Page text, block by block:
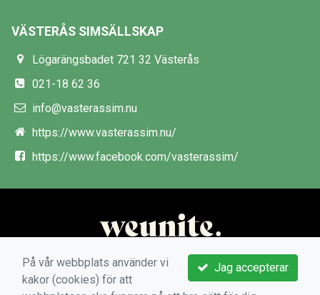
VÄSTERÅS SIMSÄLLSKAP
Lögarängsbadet 721 32 Västerås
021-18 62 36
info@vasterassim.nu
https://www.vasterassim.nu/
https://www.facebook.com/vasterassim/
Jag accepterar
På vår webbplats använder vi
kakor (cookies) för att